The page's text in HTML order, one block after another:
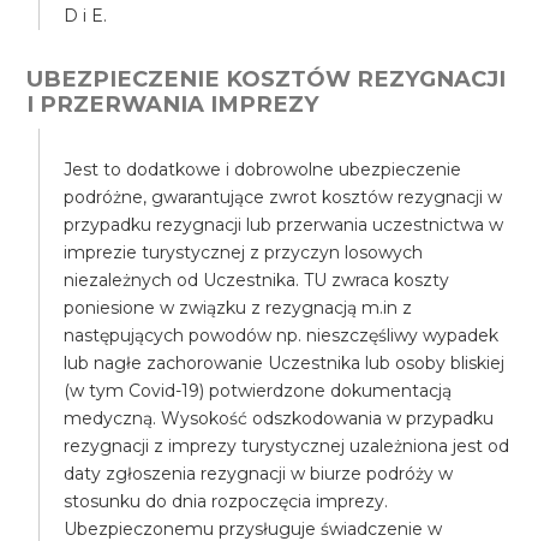
D i E.
UBEZPIECZENIE KOSZTÓW REZYGNACJI
I PRZERWANIA IMPREZY
Jest to dodatkowe i dobrowolne ubezpieczenie
podróżne, gwarantujące zwrot kosztów rezygnacji w
przypadku rezygnacji lub przerwania uczestnictwa w
imprezie turystycznej z przyczyn losowych
niezależnych od Uczestnika. TU zwraca koszty
poniesione w związku z rezygnacją m.in z
następujących powodów np. nieszczęśliwy wypadek
lub nagłe zachorowanie Uczestnika lub osoby bliskiej
(w tym Covid-19) potwierdzone dokumentacją
medyczną. Wysokość odszkodowania w przypadku
rezygnacji z imprezy turystycznej uzależniona jest od
daty zgłoszenia rezygnacji w biurze podróży w
stosunku do dnia rozpoczęcia imprezy.
Ubezpieczonemu przysługuje świadczenie w